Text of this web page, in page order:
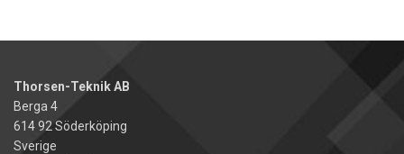
Thorsen-Teknik AB
Berga 4
614 92 Söderköping
Sverige